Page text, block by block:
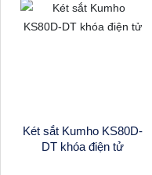
Két sắt Kumho KS80D-
DT khóa điện tử